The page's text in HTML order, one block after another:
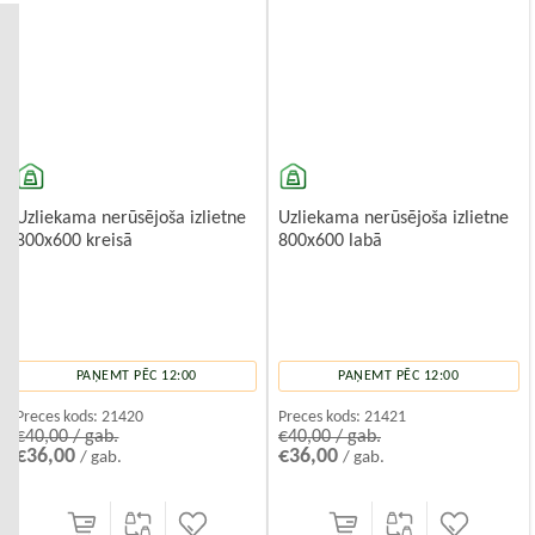
Uzliekama nerūsējoša izlietne
800x600 kreisā
PAŅEMT PĒC 12:00
Preces kods: 21420
€40,00 / gab.
€36,00/ gab.
Uzliekama nerūsējoša izlietne
800x600 labā
PAŅEMT PĒC 12:00
Preces kods: 21421
€40,00 / gab.
€36,00 / gab.